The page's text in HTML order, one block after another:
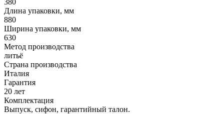
Длина упаковки, мм
880
Ширина упаковки, мм
630
Метод производства
литьё
Страна производства
Италия
Гарантия
20 лет
Комплектация
Выпуск, сифон, гарантийный талон.